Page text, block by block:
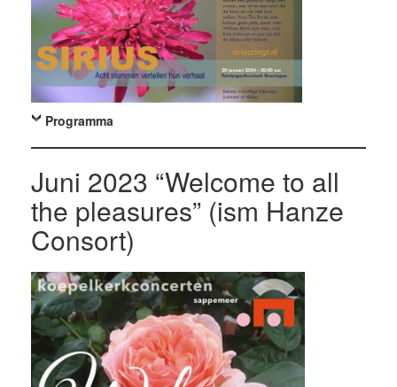
Programma
Juni 2023 “Welcome to all
the pleasures” (ism Hanze
Consort)